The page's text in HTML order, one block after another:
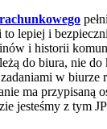
lepiej i
i historii
do biura, nie do
w biurze
ma przypisaną
jesteśmy z tym